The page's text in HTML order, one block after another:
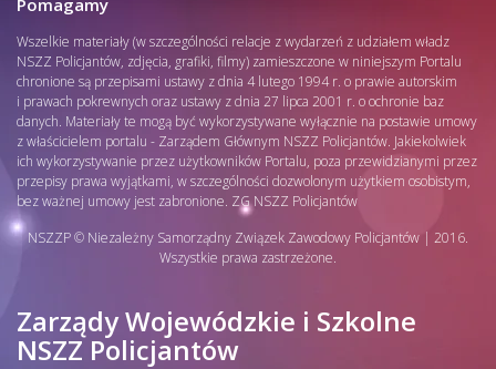
Pomagamy
Wszelkie materiały (w szczególności relacje z wydarzeń z udziałem władz
NSZZ Policjantów, zdjęcia, grafiki, filmy) zamieszczone w niniejszym Portalu
chronione są przepisami ustawy z dnia 4 lutego 1994 r. o prawie autorskim
i prawach pokrewnych oraz ustawy z dnia 27 lipca 2001 r. o ochronie baz
danych. Materiały te mogą być wykorzystywane wyłącznie na postawie umowy
z właścicielem portalu - Zarządem Głównym NSZZ Policjantów. Jakiekolwiek
ich wykorzystywanie przez użytkowników Portalu, poza przewidzianymi przez
przepisy prawa wyjątkami, w szczególności dozwolonym użytkiem osobistym,
bez ważnej umowy jest zabronione. ZG NSZZ Policjantów
NSZZP © Niezależny Samorządny Związek Zawodowy Policjantów | 2016.
Wszystkie prawa zastrzeżone.
Zarządy Wojewódzkie i Szkolne
NSZZ Policjantów